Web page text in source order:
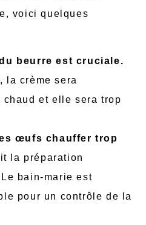
voici quelques
beurre est cruciale.
la crème sera
chaud et elle sera trop
œufs chauffer trop
la préparation
bain-marie est
pour un contrôle de la